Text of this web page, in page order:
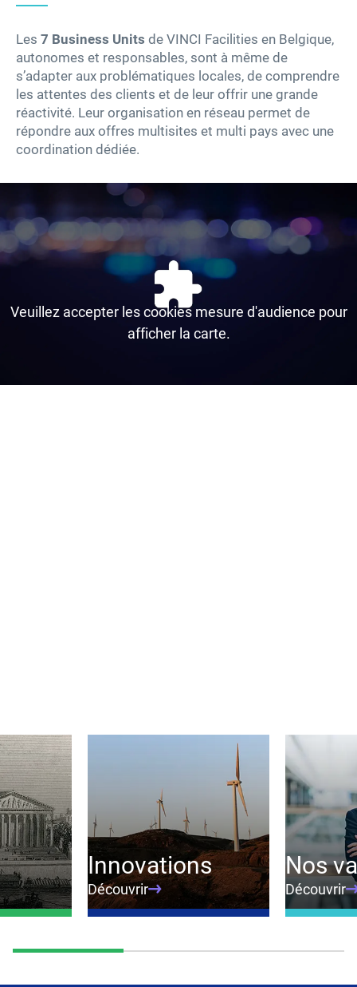
Fournisseurs – Sourcing
Innovations
Nos solutions
Votre carrière chez VINCI Facilities
Contactez-nous
linkedinfacebookinstagramyoutube
Les 7 Business Units de VINCI Facilities en Belgique,
autonomes et responsables, sont à même de
s’adapter aux problématiques locales, de comprendre
les attentes des clients et de leur offrir une grande
réactivité. Leur organisation en réseau permet de
répondre aux offres multisites et multi pays avec une
coordination dédiée.
Veuillez accepter les cookies mesure d'audience pour
afficher la carte.
Innovations
Découvrir
Nos
Découvrir